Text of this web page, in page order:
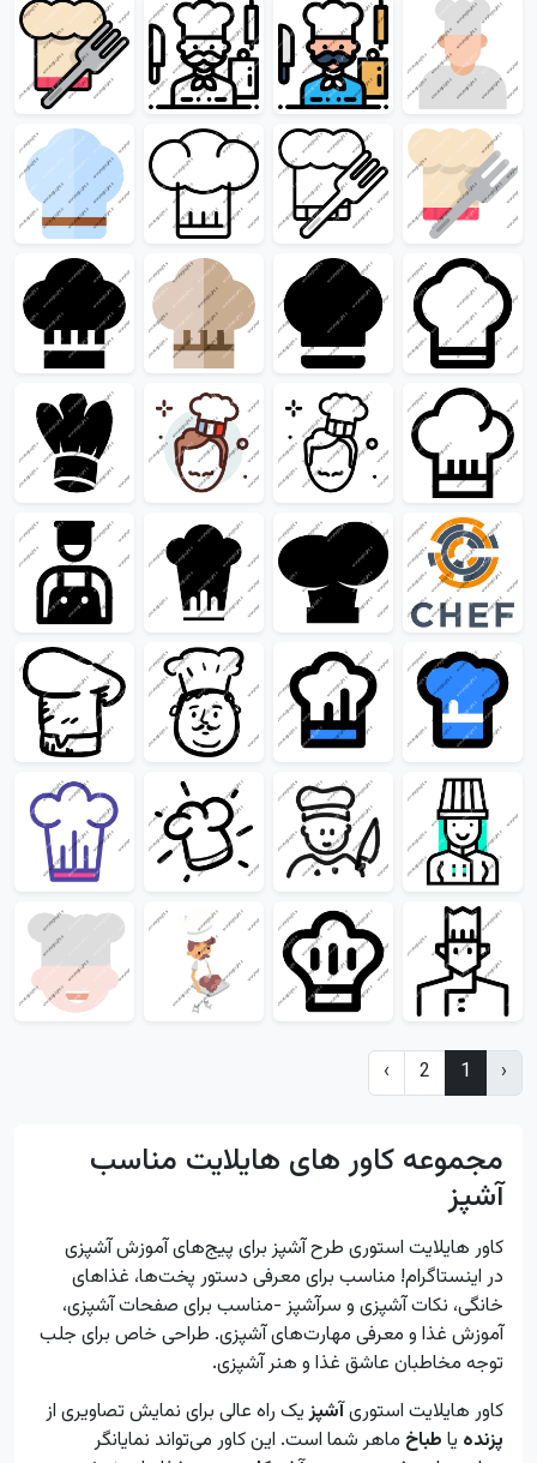
‹
1
2
›
مجموعه کاور های هایلایت مناسب
آشپز
کاور هایلایت استوری طرح آشپز برای پیج‌های آموزش آشپزی
در اینستاگرام! مناسب برای معرفی دستور پخت‌ها، غذاهای
خانگی، نکات آشپزی و سرآشپز -مناسب برای صفحات آشپزی،
آموزش غذا و معرفی مهارت‌های آشپزی. طراحی خاص برای جلب
توجه مخاطبان عاشق غذا و هنر آشپزی.
کاور هایلایت استوریآشپزیک راه عالی برای نمایش تصاویری از
پزنده یا طباخ ماهر شما است. این کاور می‌تواند نمایانگر